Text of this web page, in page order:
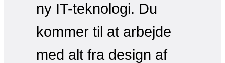
ny IT-teknologi. Du
kommer til at arbejde
med alt fra design af